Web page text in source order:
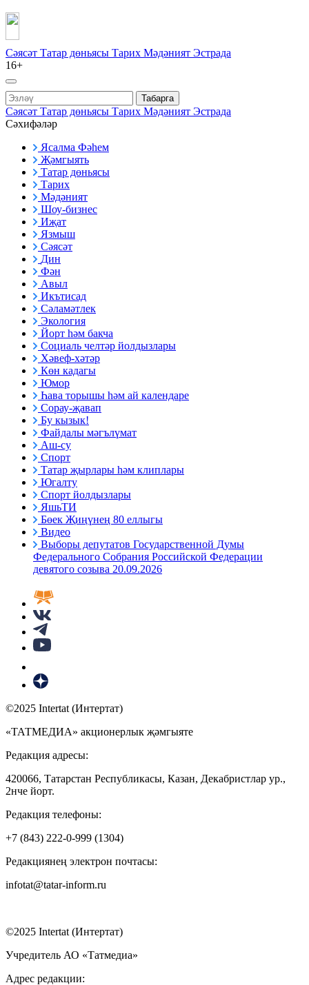
Сәясәт Татар дөньясы Тарих Мәдәният Эстрада
16+
Табарга
Сәясәт Татар дөньясы Тарих Мәдәният Эстрада
Сәхифәләр
Ясалма Фәһем
Җәмгыять
Татар дөньясы
Тарих
Мәдәният
Шоу-бизнес
Иҗат
Язмыш
Сәясәт
Дин
Фән
Авыл
Икътисад
Сәламәтлек
Экология
Йорт һәм бакча
Социаль челтәр йолдызлары
Хәвеф-хәтәр
Көн кадагы
Юмор
Һава торышы һәм ай календаре
Сорау-җавап
Бу кызык!
Файдалы мәгълүмат
Аш-су
Спорт
Татар җырлары һәм клиплары
Югалту
Спорт йолдызлары
ЯшьТИ
Бөек Җиңүнең 80 еллыгы
Видео
Выборы депутатов Государственной Думы
Федерального Собрания Российской Федерации
девятого созыва 20.09.2026
©2025 Intertat (Интертат)
«ТАТМЕДИА» акционерлык җәмгыяте
Редакция адресы:
420066, Татарстан Республикасы, Казан, Декабристлар ур.,
2нче йорт.
Редакция телефоны:
+7 (843) 222-0-999 (1304)
Редакциянең электрон почтасы:
infotat@tatar-inform.ru
©2025 Intertat (Интертат)
Учредитель АО «Татмедиа»
Адрес редакции: